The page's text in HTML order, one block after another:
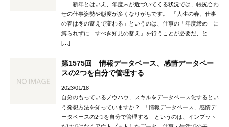
新年とはいえ、年度末が近づいてくる状況では、帳尻合わ
せの仕事姿勢や態度が多くなりがちです。 「人生の春、仕事
の春は冬の蓄えで変わる」というのは、仕事の「年度締め」に
縛られずに「すべき知見の蓄え」を行うことが必要だ、と
[…]
第1575回 情報データベース、感情データベー
スの2つを自分で管理する
2023/01/18
自分のもっているノウハウ、スキルをデータベース化するとい
う発想方法を知っていますか？ 「情報データベース、感情デ
ータベースの2つを自分で管理する」というのは、インプット